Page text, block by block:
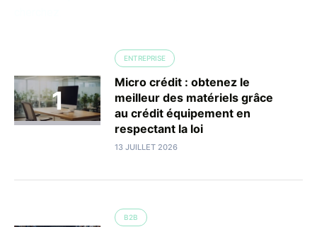
ENTREPRISE
Micro crédit : obtenez le
meilleur des matériels grâce
au crédit équipement en
respectant la loi
13 JUILLET 2026
B2B